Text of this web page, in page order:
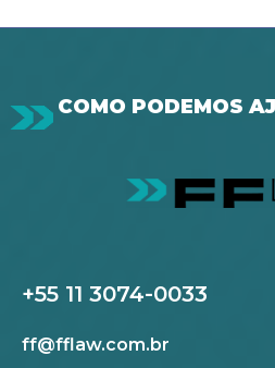
COMO PODEMOS
+55 11 3074-0033
ff@fflaw.com.br